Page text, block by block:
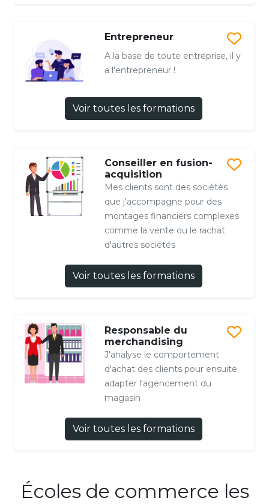
Entrepreneur
A la base de toute entreprise, il y
a l'entrepreneur !
Voir toutes les formations
Conseiller en fusion-
acquisition
Mes clients sont des sociétés
que j'accompagne pour des
montages financiers complexes
comme la vente ou le rachat
d'autres sociétés
Voir toutes les formations
Responsable du
merchandising
J'analyse le comportement
d'achat des clients pour ensuite
adapter l'agencement du
magasin
Voir toutes les formations
Écoles de commerce les